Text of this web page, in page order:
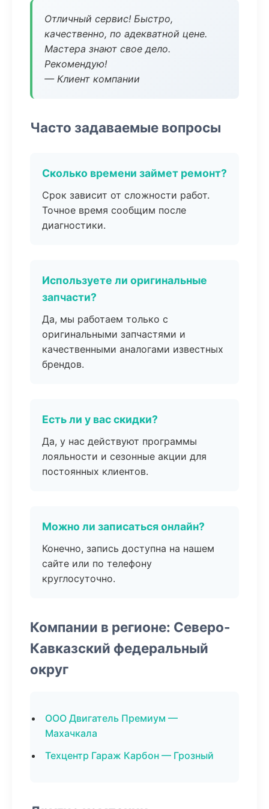
Отличный сервис! Быстро,
качественно, по адекватной цене.
Мастера знают свое дело.
Рекомендую!
— Клиент компании
Часто задаваемые вопросы
Сколько времени займет ремонт?
Срок зависит от сложности работ.
Точное время сообщим после
диагностики.
Используете ли оригинальные
запчасти?
Да, мы работаем только с
оригинальными запчастями и
качественными аналогами известных
брендов.
Есть ли у вас скидки?
Да, у нас действуют программы
лояльности и сезонные акции для
постоянных клиентов.
Можно ли записаться онлайн?
Конечно, запись доступна на нашем
сайте или по телефону
круглосуточно.
Компании в регионе: Северо-
Кавказский федеральный
округ
ООО Двигатель Премиум —
Махачкала
Техцентр Гараж Карбон — Грозный